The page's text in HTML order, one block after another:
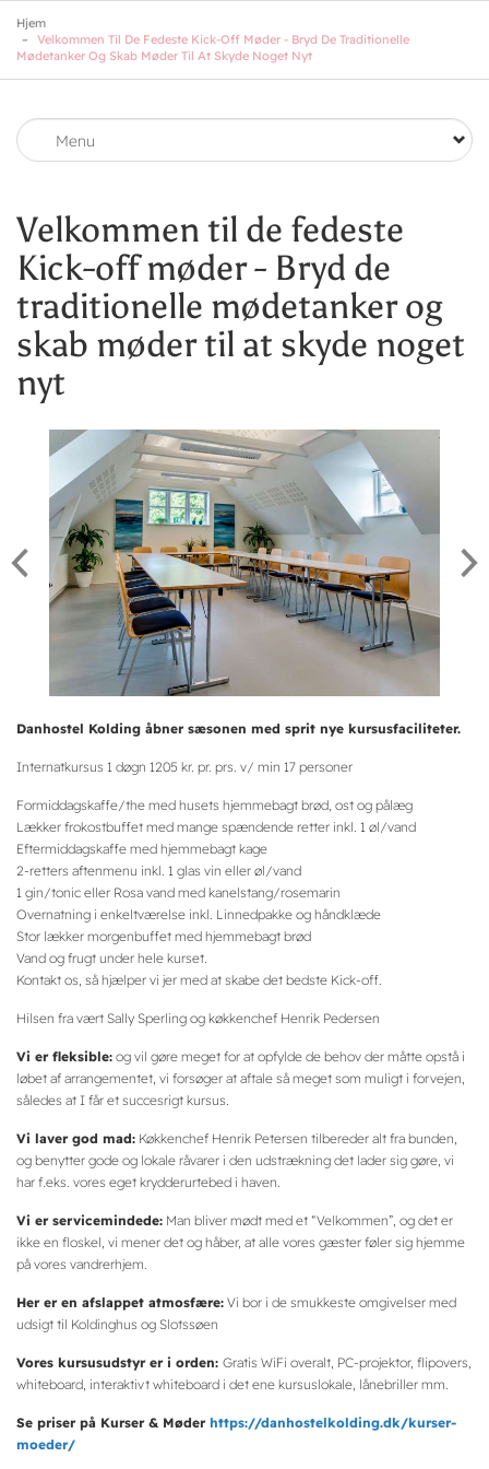
main
content
Hjem
Velkommen Til De Fedeste Kick-Off Møder - Bryd De Traditionelle
Mødetanker Og Skab Møder Til At Skyde Noget Nyt
Menu
Velkommen til de fedeste
Kick-off møder - Bryd de
traditionelle mødetanker og
skab møder til at skyde noget
nyt
Danhostel Kolding åbner sæsonen med sprit nye kursusfaciliteter.
Internatkursus 1 døgn 1205 kr. pr. prs. v/ min 17 personer
Formiddagskaffe/the med husets hjemmebagt brød, ost og pålæg
Lækker frokostbuffet med mange spændende retter inkl. 1 øl/vand
Eftermiddagskaffe med hjemmebagt kage
2-retters aftenmenu inkl. 1 glas vin eller øl/vand
1 gin/tonic eller Rosa vand med kanelstang/rosemarin
Overnatning i enkeltværelse inkl. Linnedpakke og håndklæde
Stor lækker morgenbuffet med hjemmebagt brød
Vand og frugt under hele kurset.
Kontakt os, så hjælper vi jer med at skabe det bedste Kick-off.
Hilsen fra vært Sally Sperling og køkkenchef Henrik Pedersen
Vi er fleksible: og vil gøre meget for at opfylde de behov der måtte opstå i
løbet af arrangementet, vi forsøger at aftale så meget som muligt i forvejen,
således at I får et succesrigt kursus.
Vi laver god mad: Køkkenchef Henrik Petersen tilbereder alt fra bunden,
og benytter gode og lokale råvarer i den udstrækning det lader sig gøre, vi
har f.eks. vores eget krydderurtebed i haven.
Vi er servicemindede: Man bliver mødt med et “Velkommen”, og det er
ikke en floskel, vi mener det og håber, at alle vores gæster føler sig hjemme
på vores vandrerhjem.
Her er en afslappet atmosfære: Vi bor i de smukkeste omgivelser med
udsigt til Koldinghus og Slotssøen
Vores kursusudstyr er i orden: Gratis WiFi overalt, PC-projektor, flipovers,
whiteboard, interaktivt whiteboard i det ene kursuslokale, lånebriller mm.
Se priser på Kurser & Møder https://danhostelkolding.dk/kurser-
moeder/